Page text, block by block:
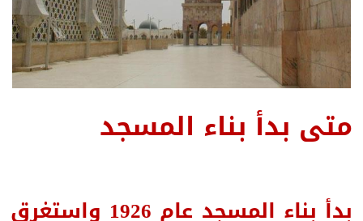
متى بدأ بناء المسجد
بدأ بناء المسجد عام 1926 واستغرق